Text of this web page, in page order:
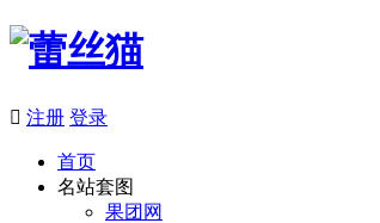
 注册 登录
首页
名站套图
果团网